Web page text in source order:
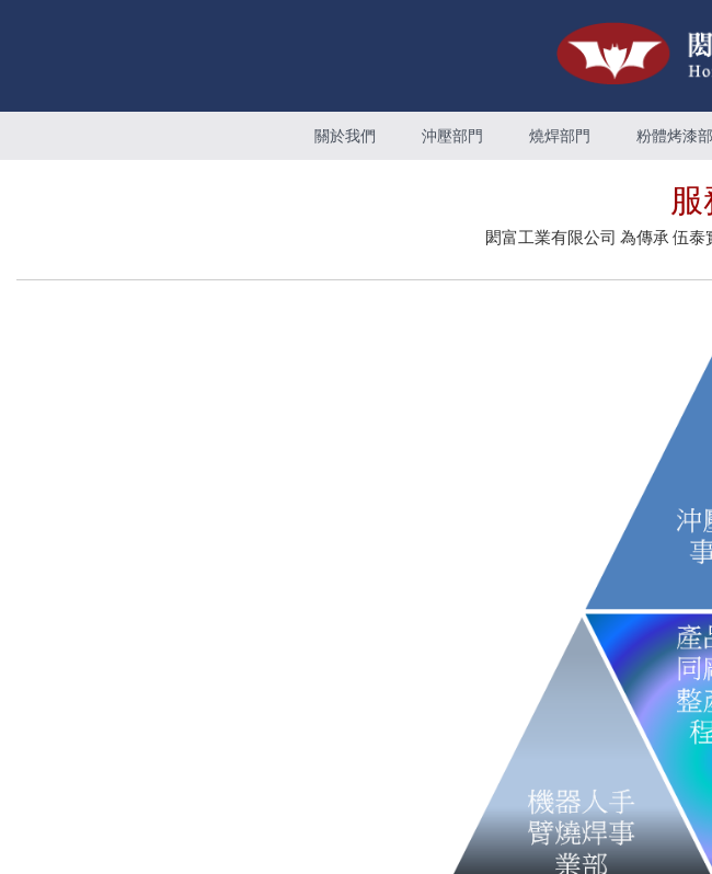
關於我們 沖壓部門 燒焊部門 粉體烤漆
閎富工業有限公司 為傳承 伍